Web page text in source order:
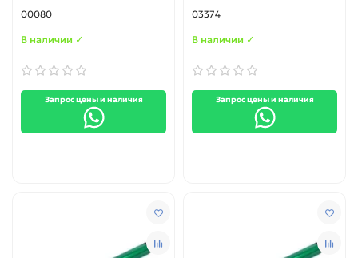
00080
В наличии ✓
Запрос цены и наличия
03374
В наличии ✓
Запрос цены и наличия